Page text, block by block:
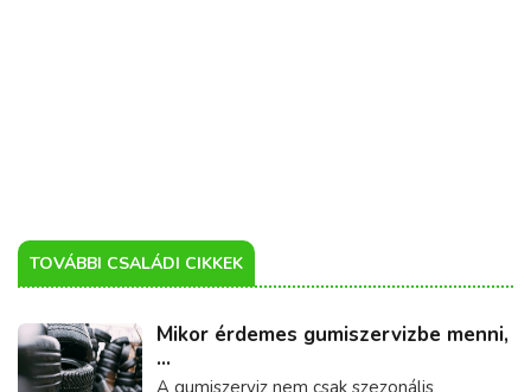
TOVÁBBI CSALÁDI CIKKEK
Mikor érdemes gumiszervizbe menni,
...